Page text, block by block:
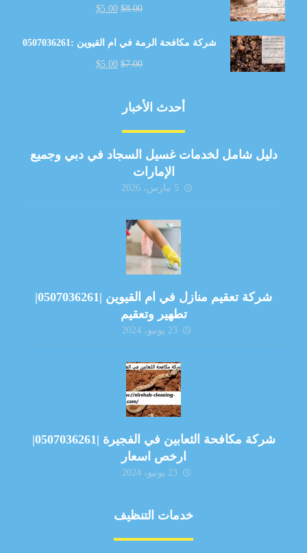
$8.00
$5.00
شركة مكافحة الرمة في ام القيوين :0507036261
$7.00
$5.00
أحدث الأخبار
دليل شامل لخدمات غسيل السجاد في دبي وجميع
الإمارات
5 مارس، 2026
شركة تعقيم منازل في ام القيوين |0507036261|
تطهير وتعقيم
23 يونيو، 2024
شركة مكافحة الثعابين في الفجيرة |0507036261|
ارخص اسعار
23 يونيو، 2024
خدمات التنظيف